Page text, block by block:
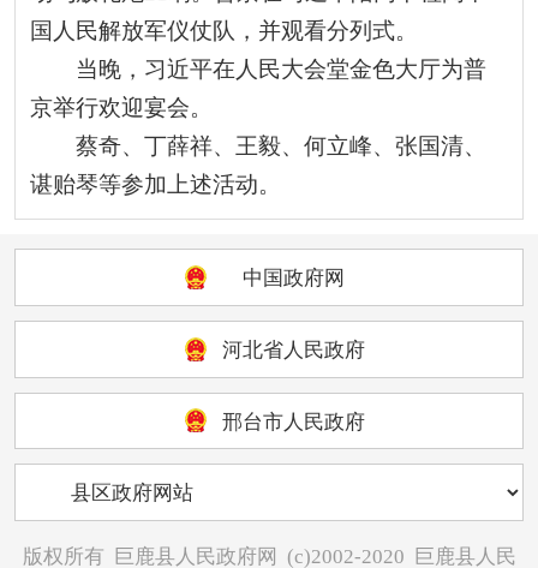
国人民解放军仪仗队，并观看分列式。
当晚，习近平在人民大会堂金色大厅为普
京举行欢迎宴会。
蔡奇、丁薛祥、王毅、何立峰、张国清、
谌贻琴等参加上述活动。
中国政府网
河北省人民政府
邢台市人民政府
版权所有 巨鹿县人民政府网 (c)2002-2020 巨鹿县人民